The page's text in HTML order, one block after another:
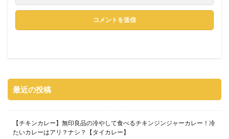
最近の投稿
【チキンカレー】無印良品の冷やして食べるチキンジンジャーカレー！冷
たいカレーはアリ？ナシ？【タイカレー】